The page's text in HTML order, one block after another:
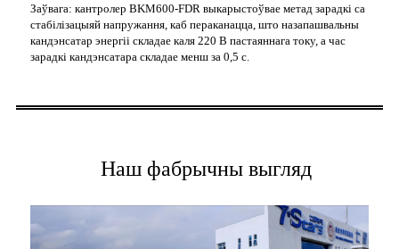
Заўвага: кантролер BKM600-FDR выкарыстоўвае метад зарадкі са
стабілізацыяй напружання, каб пераканацца, што назапашвальны
кандэнсатар энергіі складае каля 220 В пастаяннага току, а час
зарадкі кандэнсатара складае менш за 0,5 с.
Наш фабрычны выгляд